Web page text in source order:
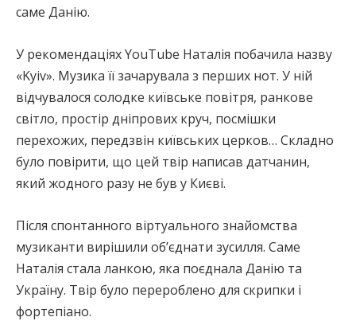
саме Данію.
У рекомендаціях YouTube Наталія побачила назву
«Kyiv». Музика її зачарувала з перших нот. У ній
відчувалося солодке київське повітря, ранкове
світло, простір дніпрових круч, посмішки
перехожих, передзвін київських церков… Складно
було повірити, що цей твір написав датчанин,
який жодного разу не був у Києві.
Після спонтанного віртуального знайомства
музиканти вирішили об’єднати зусилля. Саме
Наталія стала ланкою, яка поєднала Данію та
Україну. Твір було перероблено для скрипки і
фортепіано.